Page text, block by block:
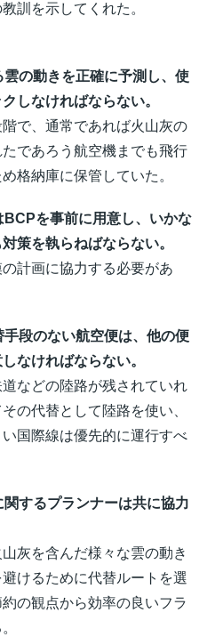
訓を示してくれた。
の動きを正確に予測し、使
しなければならない。
で、通常であれば火山灰の
であろう航空機までも飛行
格納庫に保管していた。
を事前に用意し、いかな
策を執らねばならない。
計画に協力する必要があ
段のない航空便は、他の便
なければならない。
などの陸路が残されていれ
の代替として陸路を使い、
国際線は優先的に運行すべ
するプランナーは共に協力
灰を含んだ様々な雲の動き
けるために代替ルートを選
の観点から効率の良いフラ